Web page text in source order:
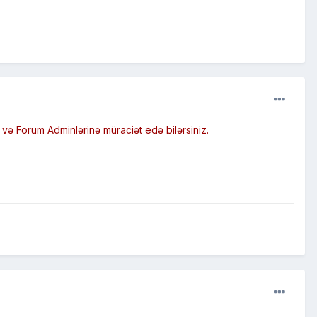
Forum Adminlərinə müraciət edə bilərsiniz.